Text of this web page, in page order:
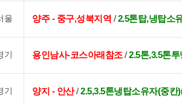
울 양주 - 중구,성북지역 /2.5톤탑,냉탑소
기 용인남사-코스아래참조/2.5톤,3.5톤
기 양지 - 안산/2.5,3.5톤냉탑소유자(중칸